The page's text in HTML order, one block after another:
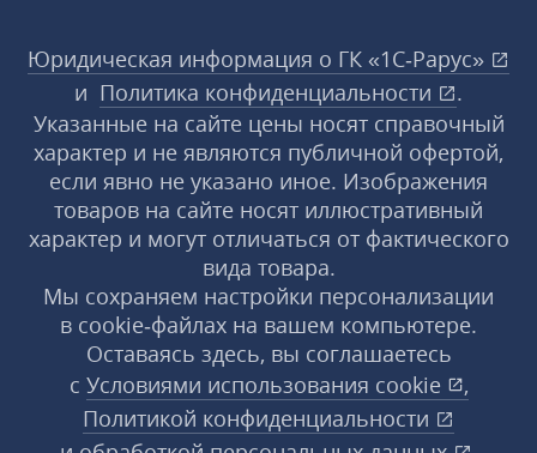
Юридическая информация о ГК «1С‑Рарус»
и Политика конфиденциальности
.
Указанные на сайте цены носят справочный
характер и не являются публичной офертой,
если явно не указано иное. Изображения
товаров на сайте носят иллюстративный
характер и могут отличаться от фактического
вида товара.
Мы сохраняем настройки персонализации
в cookie‑файлах на вашем компьютере.
Оставаясь здесь, вы соглашаетесь
с Условиями использования cookie
,
Политикой конфиденциальности